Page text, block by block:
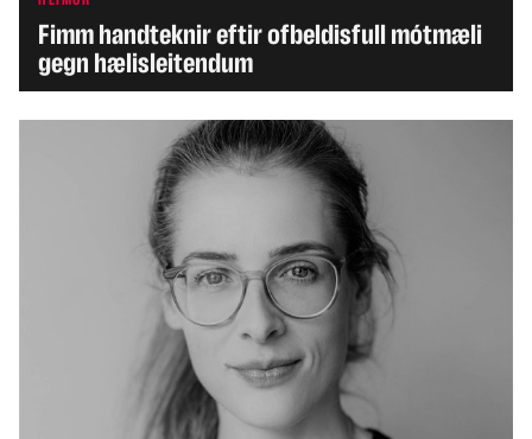
Fimm handteknir eftir ofbeldisfull mótmæli
gegn hælisleitendum